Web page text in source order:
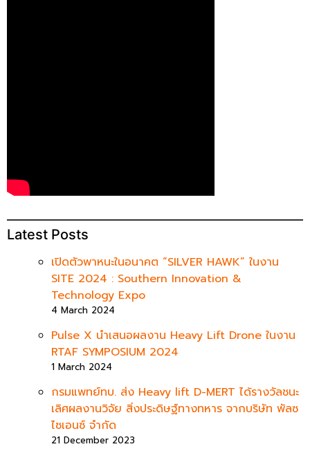
Latest Posts
เปิดตัวพาหนะในอนาคต “SILVER HAWK” ในงาน
SITE 2024 : Southern Innovation &
Technology Expo
4 March 2024
Pulse X นำเสนอผลงาน Heavy Lift Drone ในงาน
RTAF SYMPOSIUM 2024
1 March 2024
กรมแพทย์ทบ. ส่ง Heavy lift D-MERT ได้รางวัลชนะ
เลิศผลงานวิจัย สิ่งประดิษฐ์ทางทหาร จากบริษัท พัลซ
ไซเอนซ์ จำกัด
21 December 2023